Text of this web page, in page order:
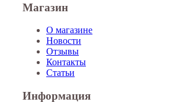
Магазин
О магазине
Новости
Отзывы
Контакты
Статьи
Информация